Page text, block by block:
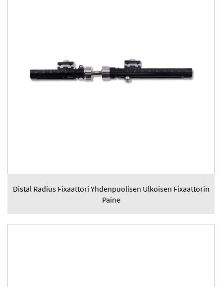
Distal Radius Fixaattori Yhdenpuolisen Ulkoisen Fixaattorin
Paine